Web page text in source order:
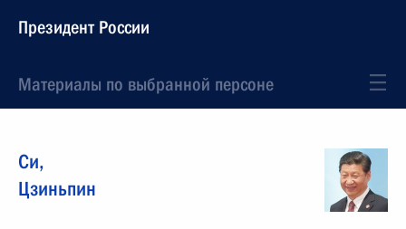
Президент России
Материалы по выбранной персоне
Си,
Цзиньпин